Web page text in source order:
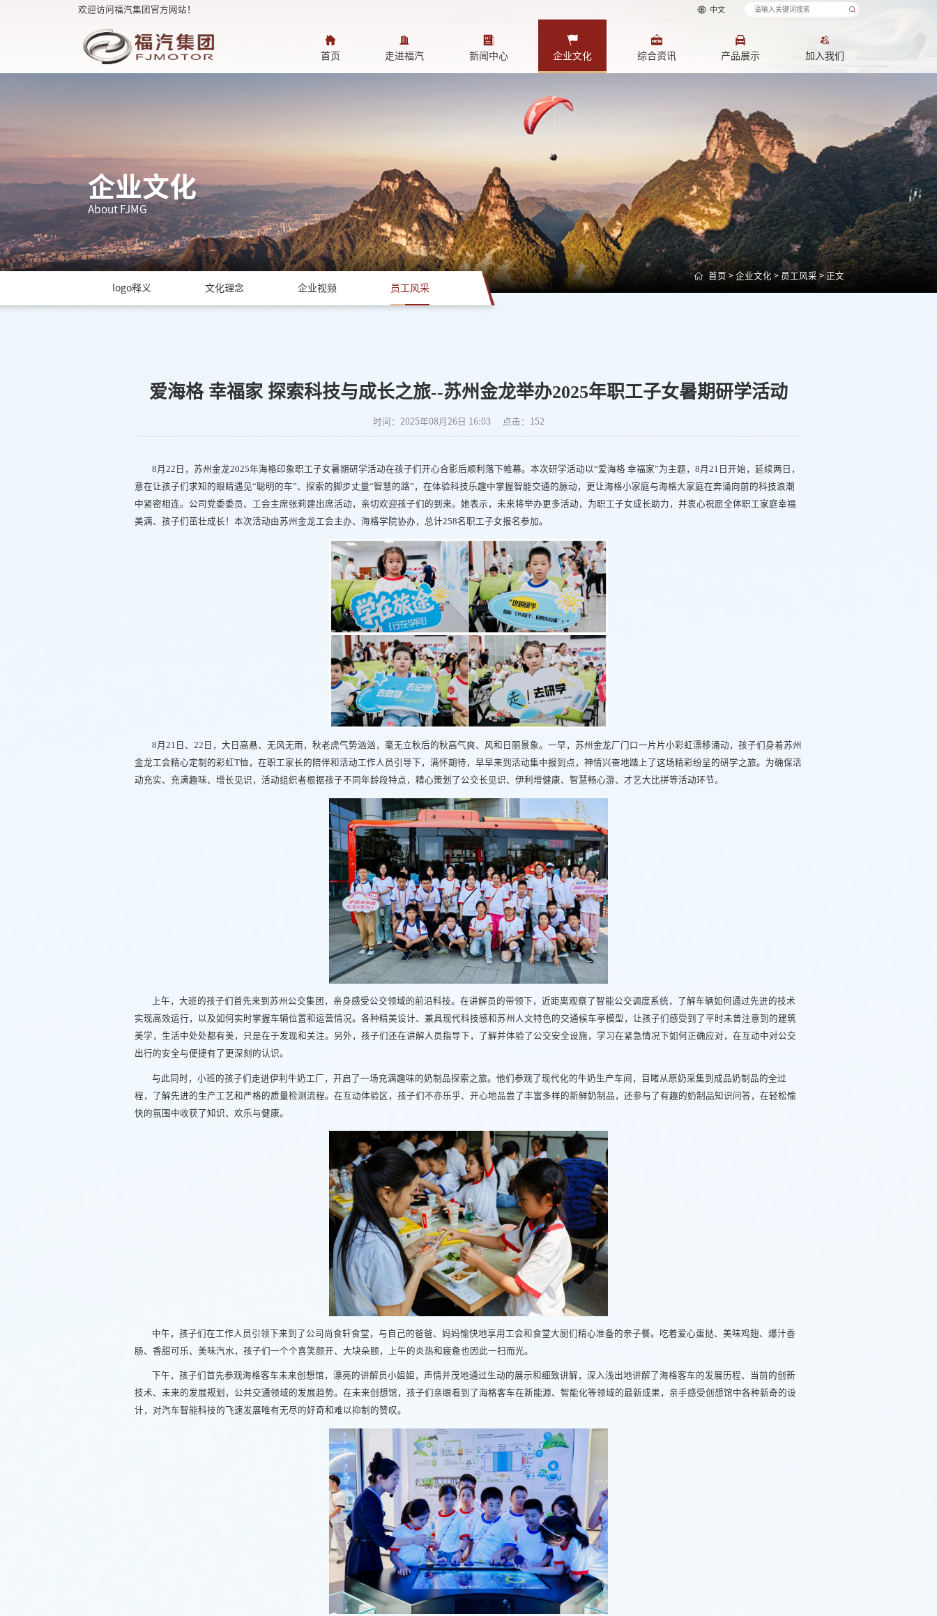
欢迎访问福汽集团官方网站！ 中文
首页 走进福汽 新闻中心 企业文化 综合资讯 产品展示 加入我们
企业文化
About FJMG
首页 > 企业文化 > 员工风采 > 正文
logo释义 文化理念 企业视频 员工风采
爱海格 幸福家 探索科技与成长之旅--苏州金龙举办2025年职工子女暑期研学活动
时间：2025年08月26日 16:03 点击： 152
8月22日，苏州金龙2025年海格印象职工子女暑期研学活动在孩子们开心合影后顺利落下帷幕。本次研学活动以“爱海格 幸福家”为主题，8月21日开始，延续两日，
意在让孩子们求知的眼睛遇见“聪明的车”、探索的脚步丈量“智慧的路”，在体验科技乐趣中掌握智能交通的脉动，更让海格小家庭与海格大家庭在奔涌向前的科技浪潮
中紧密相连。公司党委委员、工会主席张莉建出席活动，亲切欢迎孩子们的到来。她表示，未来将举办更多活动，为职工子女成长助力，并衷心祝愿全体职工家庭幸福
美满、孩子们茁壮成长！本次活动由苏州金龙工会主办、海格学院协办，总计258名职工子女报名参加。
8月21日、22日，大日高悬、无风无雨，秋老虎气势汹汹，毫无立秋后的秋高气爽、风和日丽景象。一早，苏州金龙厂门口一片片小彩虹漂移涌动，孩子们身着苏州
金龙工会精心定制的彩虹T恤，在职工家长的陪伴和活动工作人员引导下，满怀期待，早早来到活动集中报到点，神情兴奋地踏上了这场精彩纷呈的研学之旅。为确保活
动充实、充满趣味、增长见识，活动组织者根据孩子不同年龄段特点，精心策划了公交长见识、伊利增健康、智慧畅心游、才艺大比拼等活动环节。
上午，大班的孩子们首先来到苏州公交集团，亲身感受公交领域的前沿科技。在讲解员的带领下，近距离观察了智能公交调度系统，了解车辆如何通过先进的技术
实现高效运行，以及如何实时掌握车辆位置和运营情况。各种精美设计、兼具现代科技感和苏州人文特色的交通候车亭模型，让孩子们感受到了平时未曾注意到的建筑
美学，生活中处处都有美，只是在于发现和关注。另外，孩子们还在讲解人员指导下，了解并体验了公交安全设施，学习在紧急情况下如何正确应对，在互动中对公交
出行的安全与便捷有了更深刻的认识。
与此同时，小班的孩子们走进伊利牛奶工厂，开启了一场充满趣味的奶制品探索之旅。他们参观了现代化的牛奶生产车间，目睹从原奶采集到成品奶制品的全过
程，了解先进的生产工艺和严格的质量检测流程。在互动体验区，孩子们不亦乐乎、开心地品尝了丰富多样的新鲜奶制品，还参与了有趣的奶制品知识问答，在轻松愉
快的氛围中收获了知识、欢乐与健康。
中午，孩子们在工作人员引领下来到了公司尚食轩食堂，与自己的爸爸、妈妈愉快地享用工会和食堂大厨们精心准备的亲子餐。吃着爱心蛋挞、美味鸡翅、爆汁香
肠、香甜可乐、美味汽水，孩子们一个个喜笑颜开、大块朵颐，上午的炎热和疲惫也因此一扫而光。
下午，孩子们首先参观海格客车未来创想馆，漂亮的讲解员小姐姐，声情并茂地通过生动的展示和细致讲解，深入浅出地讲解了海格客车的发展历程、当前的创新
技术、未来的发展规划，公共交通领域的发展趋势。在未来创想馆，孩子们亲眼看到了海格客车在新能源、智能化等领域的最新成果，亲手感受创想馆中各种新奇的设
计，对汽车智能科技的飞速发展唯有无尽的好奇和难以抑制的赞叹。